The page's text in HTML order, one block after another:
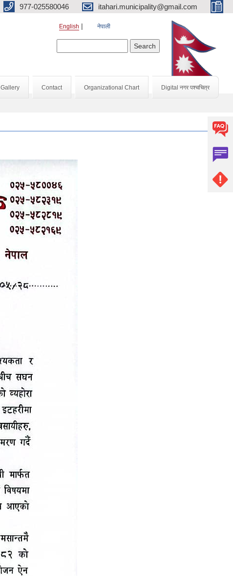
977-025580046 itahari.municipality@gmail.com
English नेपाली
Gallery Contact Organizational Chart Digital नगर पश्चचित्र